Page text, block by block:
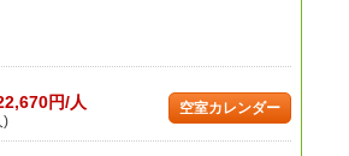
円/人
)
空室カレンダー